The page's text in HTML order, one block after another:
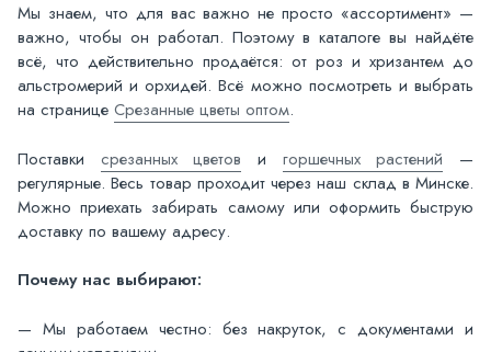
Мы знаем, что для вас важно не просто «ассортимент» —
важно, чтобы он работал. Поэтому в каталоге вы найдёте
всё, что действительно продаётся: от роз и хризантем до
альстромерий и орхидей. Всё можно посмотреть и выбрать
на странице Срезанные цветы оптом.
Поставки срезанных цветов и горшечных растений —
регулярные. Весь товар проходит через наш склад в Минске.
Можно приехать забирать самому или оформить быструю
доставку по вашему адресу.
Почему нас выбирают:
— Мы работаем честно: без накруток, с документами и